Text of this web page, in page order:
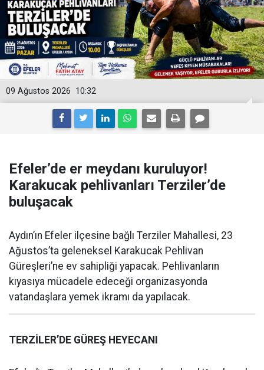
10:32
09 Ağustos 2026
Efeler’de er meydanı kuruluyor!
Karakucak pehlivanları Terziler’de
buluşacak
Aydın’ın Efeler ilçesine bağlı Terziler Mahallesi, 23
Ağustos’ta geleneksel Karakucak Pehlivan
Güreşleri’ne ev sahipliği yapacak. Pehlivanların
kıyasıya mücadele edeceği organizasyonda
vatandaşlara yemek ikramı da yapılacak.
TERZİLER’DE GÜREŞ HEYECANI